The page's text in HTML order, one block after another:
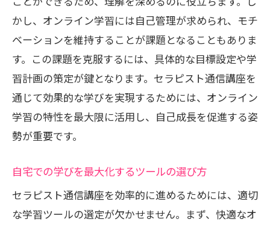
かし、オンライン学習には自己管理が求められ、モチ
ベーションを維持することが課題となることもありま
す。この課題を克服するには、具体的な目標設定や学
習計画の策定が鍵となります。セラピスト通信講座を
通じて効果的な学びを実現するためには、オンライン
学習の特性を最大限に活用し、自己成長を促進する姿
勢が重要です。
自宅での学びを最大化するツールの選び方
セラピスト通信講座を効率的に進めるためには、適切
な学習ツールの選定が欠かせません。まず、快適なオ